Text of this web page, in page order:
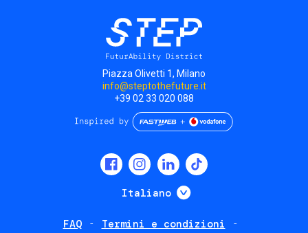
Piazza Olivetti 1, Milano
info@steptothefuture.it
+39 02 33 020 088
Italiano Mostra ulteriori
FAQ
Termini e condizioni